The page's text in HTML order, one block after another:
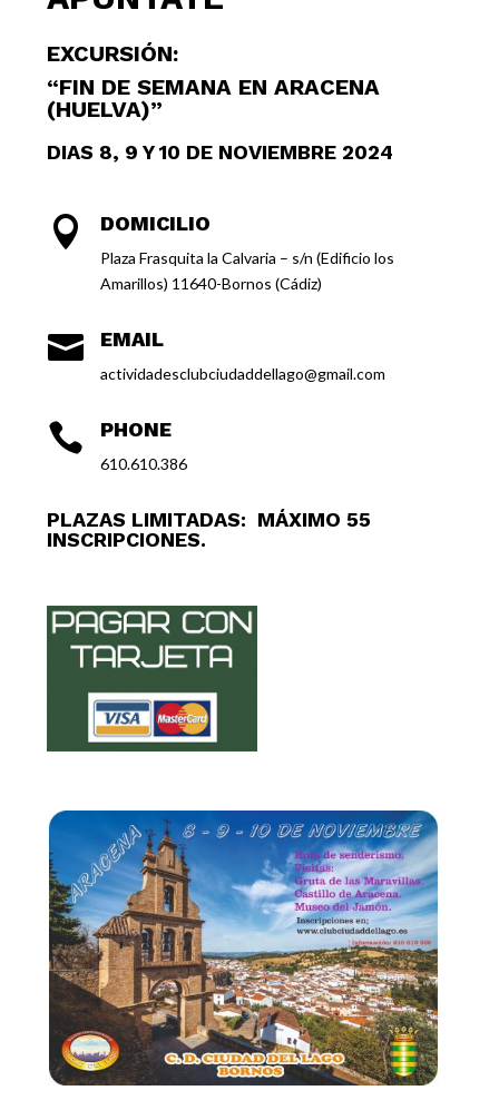
EXCURSIÓN:
“FIN DE SEMANA EN ARACENA
(HUELVA)”
DIAS 8, 9 Y 10 DE NOVIEMBRE 2024
 DOMICILIO
Plaza Frasquita la Calvaria – s/n (Edificio los
Amarillos) 11640-Bornos (Cádiz)
 EMAIL
actividadesclubciudaddellago@gmail.com
 PHONE
610.610.386
PLAZAS LIMITADAS: MÁXIMO 55
INSCRIPCIONES.